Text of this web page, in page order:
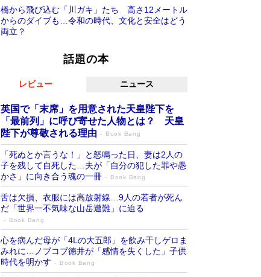
橋から飛び込む「川ガキ」たち 高さ12メートル
からのダイブも…令和の時代、文化と安全はどう
両立？
話題の本
レビュー ニュース
英国で「末席」を用意された天皇陛下を
「最前列」に呼び寄せた人物とは？ 天皇
陛下が尊敬される理由
Book Bang
「死ぬとか言うな！」と怒鳴った日、妻は2人の
子を残して自死した…夫が「自分の犯した罪や愚
かさ」に向き合う魂の一冊
Book Bang
舌は欠損、衣服には高放射線…9人の若者が死ん
だ「世界一不気味な山岳遭難」に迫る
Book Bang
心を病んだ母が「4Lの大五郎」を飲み干しゲロま
みれに…ノブコブ徳井が「感情を失くした」子供
時代を明かす
Book Bang